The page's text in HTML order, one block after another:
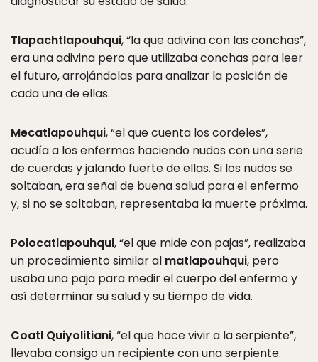
Tlapachtlapouhqui, “la que adivina con las conchas”,
era una adivina pero que utilizaba conchas para leer
el futuro, arrojándolas para analizar la posición de
cada una de ellas.
Mecatlapouhqui, “el que cuenta los cordeles”,
acudía a los enfermos haciendo nudos con una serie
de cuerdas y jalando fuerte de ellas. Si los nudos se
soltaban, era señal de buena salud para el enfermo
y, si no se soltaban, representaba la muerte próxima.
Polocatlapouhqui, “el que mide con pajas”, realizaba
un procedimiento similar al matlapouhqui, pero
usaba una paja para medir el cuerpo del enfermo y
así determinar su salud y su tiempo de vida.
Coatl Quiyolitiani, “el que hace vivir a la serpiente”,
llevaba consigo un recipiente con una serpiente.